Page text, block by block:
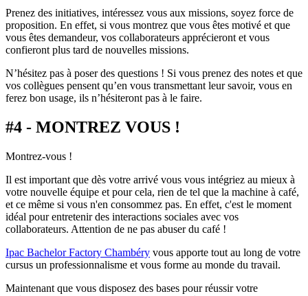
Prenez des initiatives, intéressez vous aux missions, soyez force de
proposition. En effet, si vous montrez que vous êtes motivé et que
vous êtes demandeur, vos collaborateurs apprécieront et vous
confieront plus tard de nouvelles missions.
N’hésitez pas à poser des questions ! Si vous prenez des notes et que
vos collègues pensent qu’en vous transmettant leur savoir, vous en
ferez bon usage, ils n’hésiteront pas à le faire.
#4 - MONTREZ VOUS !
Montrez-vous !
Il est important que dès votre arrivé vous vous intégriez au mieux à
votre nouvelle équipe et pour cela, rien de tel que la machine à café,
et ce même si vous n'en consommez pas. En effet, c'est le moment
idéal pour entretenir des interactions sociales avec vos
collaborateurs. Attention de ne pas abuser du café !
Ipac Bachelor Factory Chambéry vous apporte tout au long de votre
cursus un professionnalisme et vous forme au monde du travail.
Maintenant que vous disposez des bases pour réussir votre